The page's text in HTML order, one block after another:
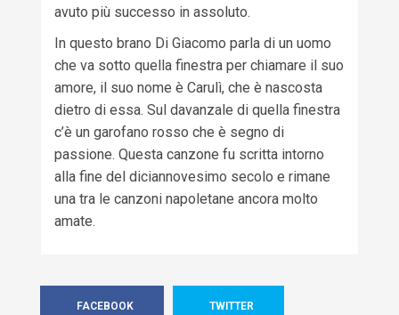
avuto più successo in assoluto.
In questo brano Di Giacomo parla di un uomo
che va sotto quella finestra per chiamare il suo
amore, il suo nome è Carulì, che è nascosta
dietro di essa. Sul davanzale di quella finestra
c’è un garofano rosso che è segno di
passione. Questa canzone fu scritta intorno
alla fine del diciannovesimo secolo e rimane
una tra le canzoni napoletane ancora molto
amate.
FACEBOOK TWITTER